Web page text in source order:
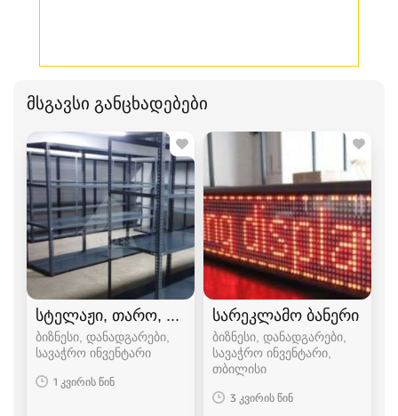
მსგავსი განცხადებები
სტელაჟი, თარო, დახლი
ბიზნესი, დანადგარები,
სავაჭრო ინვენტარი
1 კვირის წინ
სარეკლამო ბანერი
ბიზნესი, დანადგარები,
სავაჭრო ინვენტარი
თბილისი
3 კვირის წინ